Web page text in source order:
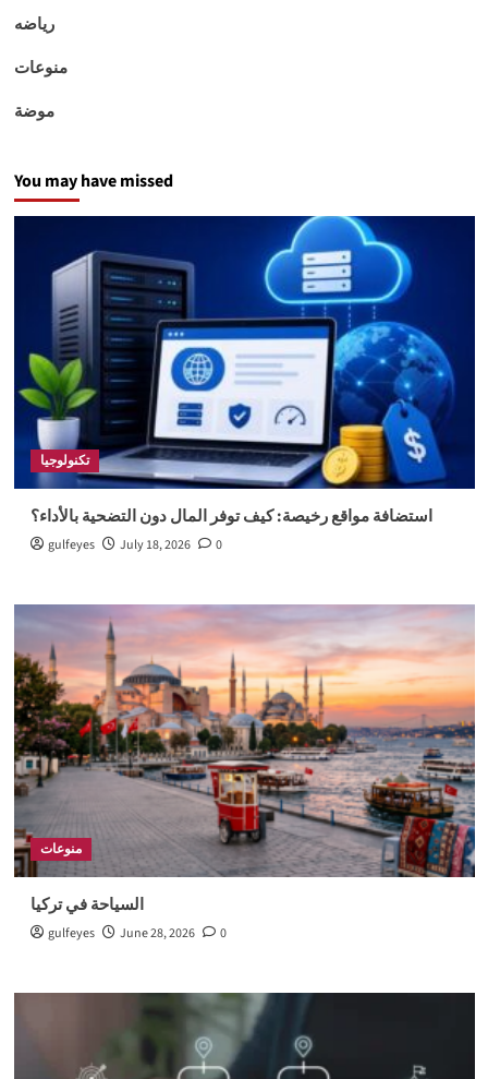
رياضه
منوعات
موضة
You may have missed
تكنولوجيا
استضافة مواقع رخيصة: كيف توفر المال دون التضحية بالأداء؟
gulfeyes July 18, 2026 0
منوعات
السياحة في تركيا
gulfeyes June 28, 2026 0